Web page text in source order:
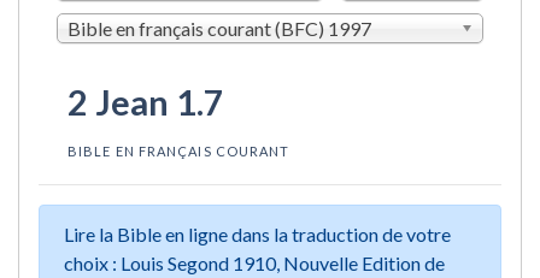
Bible en français courant (BFC) 1997
2 Jean 1.7
BIBLE EN FRANÇAIS COURANT
Lire la Bible en ligne dans la traduction de votre
choix : Louis Segond 1910, Nouvelle Edition de